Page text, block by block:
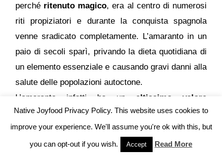
perché ritenuto magico, era al centro di numerosi
riti propiziatori e durante la conquista spagnola
venne sradicato completamente. L’amaranto in un
paio di secoli sparì, privando la dieta quotidiana di
un elemento essenziale e causando gravi danni alla
salute delle popolazioni autoctone.
L’amaranto infatti ha un
altissimo valore
biologico. In particolare è ricco dilisina, un
aminoacido indispensabile, specialmente per gli
organismi increscita, e generalmente più
Native Joyfood Privacy Policy. This website uses cookies to
improve your experience. We'll assume you're ok with this, but
you can opt-out if you wish. Accept Read More